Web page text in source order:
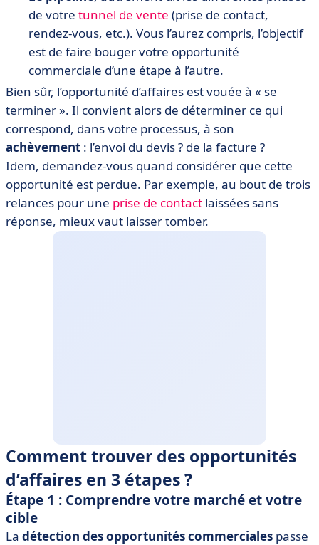
de votre tunnel de vente (prise de contact,
rendez-vous, etc.). Vous l’aurez compris, l’objectif
est de faire bouger votre opportunité
commerciale d’une étape à l’autre.
Bien sûr, l’opportunité d’affaires est vouée à « se
terminer ». Il convient alors de déterminer ce qui
correspond, dans votre processus, à son
achèvement : l’envoi du devis ? de la facture ?
Idem, demandez-vous quand considérer que cette
opportunité est perdue. Par exemple, au bout de trois
relances pour une prise de contact laissées sans
réponse, mieux vaut laisser tomber.
Comment trouver des opportunités
d’affaires en 3 étapes ?
Étape 1 : Comprendre votre marché et votre
cible
La détection des opportunités commerciales passe